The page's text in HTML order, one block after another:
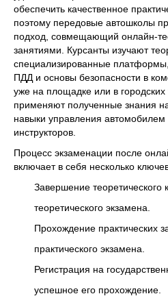
обеспечить качественное
поэтому передовые автошколы
подход, совмещающий онлайн-
занятиями. Курсанты изучают
специализированные
ПДД и основы безопасности в
уже на площадке или в городских
применяют полученные знания
навыки управления
инструкторов.
Процесс экзаменации после
включает в себя несколько
Завершение теоретического
теоретического экзамена.
Прохождение практических
практического экзамена.
Регистрация на
успешное его прохождение.